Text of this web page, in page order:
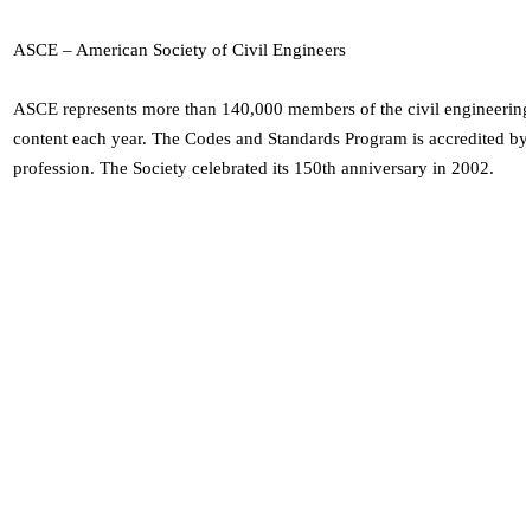
ASCE – American Society of Civil Engineers
ASCE represents more than 140,000 members of the civil
content each year. The Codes and Standards Program is
profession. The Society celebrated its 150th anniversary in 2002.